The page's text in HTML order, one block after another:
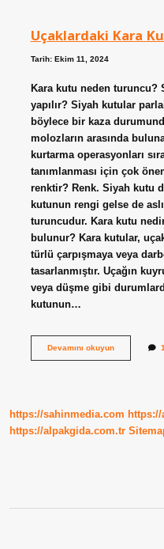
Uçaklardaki Kara
Tarih: Ekim 11, 2024
Kara kutu neden turuncu?
yapılır? Siyah kutular
böylece bir kaza
molozların arasında
kurtarma operasyonları
tanımlanması için çok
renktir? Renk. Siyah kutu
kutunun rengi gelse de
turuncudur. Kara kutu
bulunur? Kara kutular,
türlü çarpışmaya veya
tasarlanmıştır. Uçağın
veya düşme gibi
kutunun…
Devamını okuyunUçaklardaki
https://sahinmedia.com
https://alpakgida.com.tr